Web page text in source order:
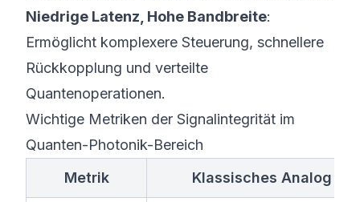
Niedrige Latenz, Hohe Bandbreite:
Ermöglicht komplexere Steuerung, schnellere
Rückkopplung und verteilte
Quantenoperationen.
Wichtige Metriken der Signalintegrität im
Quanten-Photonik-Bereich
Metrik
Klassisches Analog